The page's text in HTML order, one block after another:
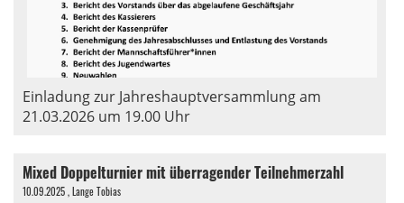
Einladung zur Jahreshauptversammlung am
21.03.2026 um 19.00 Uhr
Mixed Doppelturnier mit überragender Teilnehmerzahl
10.09.2025, Lange Tobias